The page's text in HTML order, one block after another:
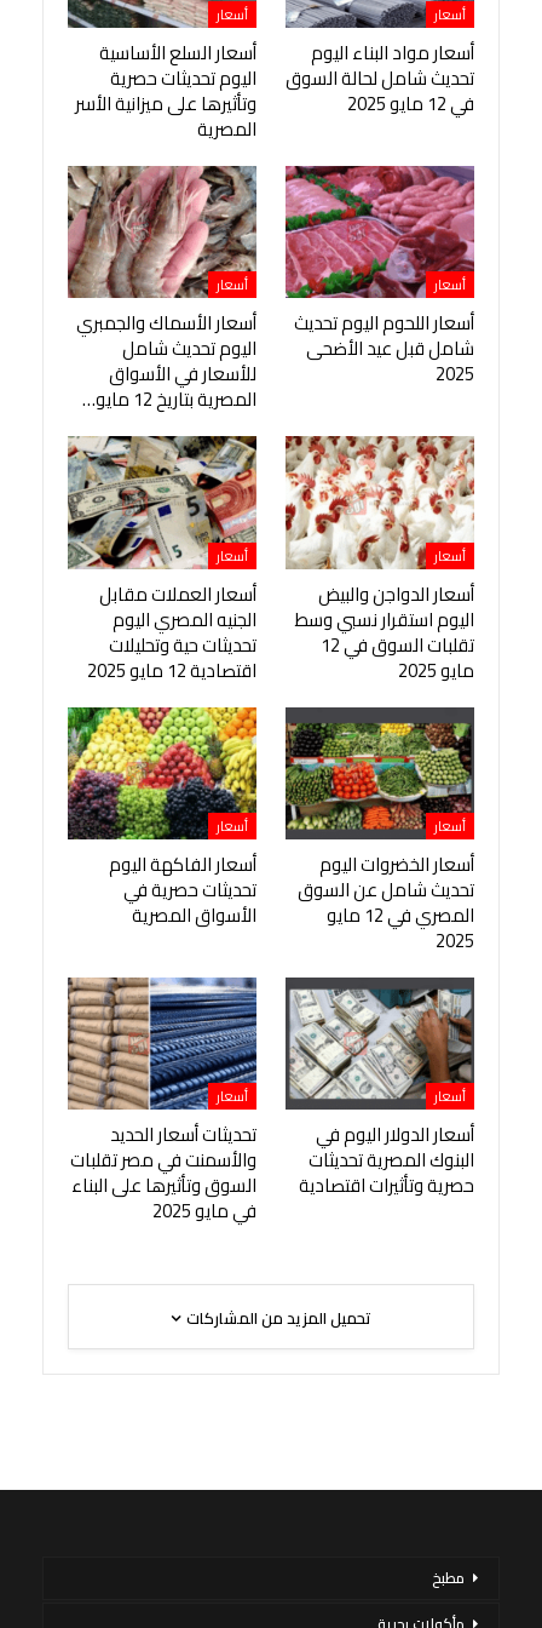
أسعار
أسعار مواد البناء اليوم
تحديث شامل لحالة السوق
في 12 مايو 2025
أسعار
أسعار السلع الأساسية
اليوم تحديثات حصرية
وتأثيرها على ميزانية الأسر
المصرية
أسعار
أسعار اللحوم اليوم تحديث
شامل قبل عيد الأضحى
2025
أسعار
أسعار الأسماك والجمبري
اليوم تحديث شامل
للأسعار في الأسواق
المصرية بتاريخ 12 مايو…
أسعار
أسعار الدواجن والبيض
اليوم استقرار نسبي وسط
تقلبات السوق في 12
مايو 2025
أسعار
أسعار العملات مقابل
الجنيه المصري اليوم
تحديثات حية وتحليلات
اقتصادية 12 مايو 2025
أسعار
أسعار الخضروات اليوم
تحديث شامل عن السوق
المصري في 12 مايو
2025
أسعار
أسعار الفاكهة اليوم
تحديثات حصرية في
الأسواق المصرية
أسعار
أسعار الدولار اليوم في
البنوك المصرية تحديثات
حصرية وتأثيرات اقتصادية
أسعار
تحديثات أسعار الحديد
والأسمنت في مصر تقلبات
السوق وتأثيرها على البناء
في مايو 2025
تحميل المزيد من المشاركات
مطبخ